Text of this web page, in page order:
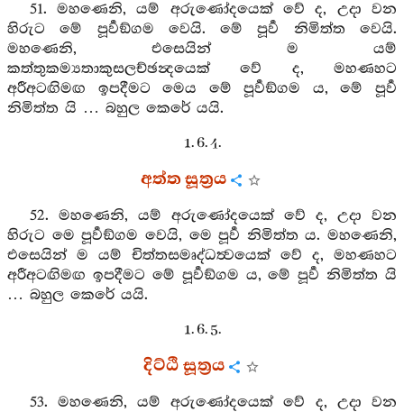
51. මහණෙනි, යම් අරුණෝදයෙක් වේ ද, උදා වන
හිරුට මේ පූර්‍වඞ්ගම වෙයි. මේ පූර්‍ව නිමිත්ත වෙයි.
මහණෙනි, එසෙයින් ම යම්
කත්තුකම්‍යතාකුසලච්ඡන්‍දයෙක් වේ ද, මහණහට
අරීඅටඟිමඟ ඉපදීමට මෙය මේ පූර්‍වඞ්ගම ය, මේ පූර්‍ව
නිමිත්ත යි … බහුල කෙරේ යයි.
1. 6. 4.
අත්ත සූත්‍රය
52. මහණෙනි, යම් අරුණෝදයෙක් වේ ද, උදා වන
හිරුට මෙ පූර්‍වඞ්ගම වෙයි, මෙ පූර්‍ව නිමිත්ත ය. මහණෙනි,
එසෙයින් ම යම් චිත්තසමෘද්ධත්‍වයෙක් වේ ද, මහණහට
අරීඅටඟිමඟ ඉපදීමට මේ පූර්‍වඞ්ගම ය, මේ පූර්‍ව නිමිත්ත යි
… බහුල කෙරේ යයි.
1. 6. 5.
දිට්ඨි සූත්‍රය
53. මහණෙනි, යම් අරුණෝදයෙක් වේ ද, උදා වන